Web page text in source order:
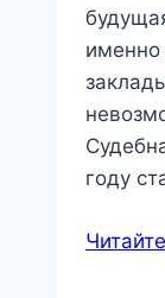
именно
году